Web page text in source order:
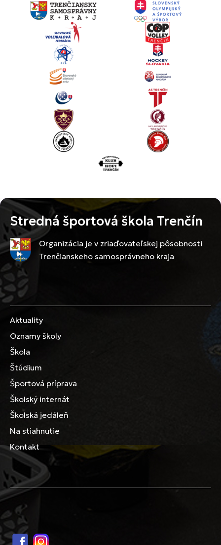
Stredná športová škola Trenčín
Organizácia je v zriaďovateľskej pôsobnosti
Trenčianskeho samosprávneho kraja
Aktuality
Oznamy školy
Škola
Štúdium
Športová príprava
Školský internát
Školská jedáleň
Na stiahnutie
Kontakt